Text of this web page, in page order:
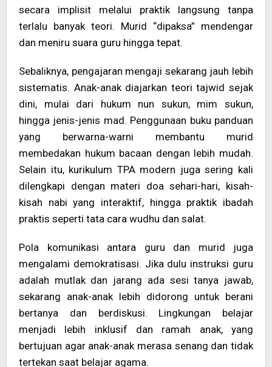
secara implisit melalui praktik langsung tanpa
terlalu banyak teori. Murid “dipaksa” mendengar
dan meniru suara guru hingga tepat.
Sebaliknya, pengajaran mengaji sekarang jauh lebih
sistematis. Anak-anak diajarkan teori tajwid sejak
dini, mulai dari hukum nun sukun, mim sukun,
hingga jenis-jenis mad. Penggunaan buku panduan
yang berwarna-warni membantu murid
membedakan hukum bacaan dengan lebih mudah.
Selain itu, kurikulum TPA modern juga sering kali
dilengkapi dengan materi doa sehari-hari, kisah-
kisah nabi yang interaktif, hingga praktik ibadah
praktis seperti tata cara wudhu dan salat.
Pola komunikasi antara guru dan murid juga
mengalami demokratisasi. Jika dulu instruksi guru
adalah mutlak dan jarang ada sesi tanya jawab,
sekarang anak-anak lebih didorong untuk berani
bertanya dan berdiskusi. Lingkungan belajar
menjadi lebih inklusif dan ramah anak, yang
bertujuan agar anak-anak merasa senang dan tidak
tertekan saat belajar agama.